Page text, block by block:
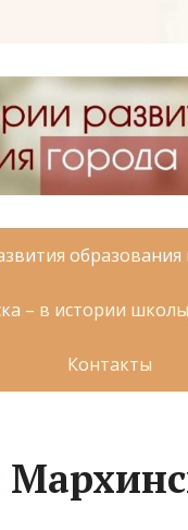
образования
– в истории
Контакты